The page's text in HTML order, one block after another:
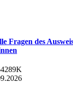
Fragen des